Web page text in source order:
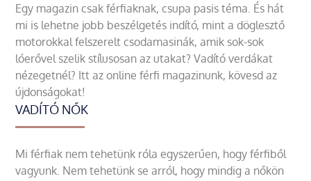
Egy magazin csak férfiaknak, csupa pasis téma. És hát
mi is lehetne jobb beszélgetés indító, mint a döglesztő
motorokkal felszerelt csodamasinák, amik sok-sok
lóerővel szelik stílusosan az utakat? Vadító verdákat
nézegetnél? Itt az online férfi magazinunk, kövesd az
újdonságokat!
VADÍTÓ NŐK
Mi férfiak nem tehetünk róla egyszerűen, hogy férfiből
vagyunk. Nem tehetünk se arról, hogy mindig a nőkön